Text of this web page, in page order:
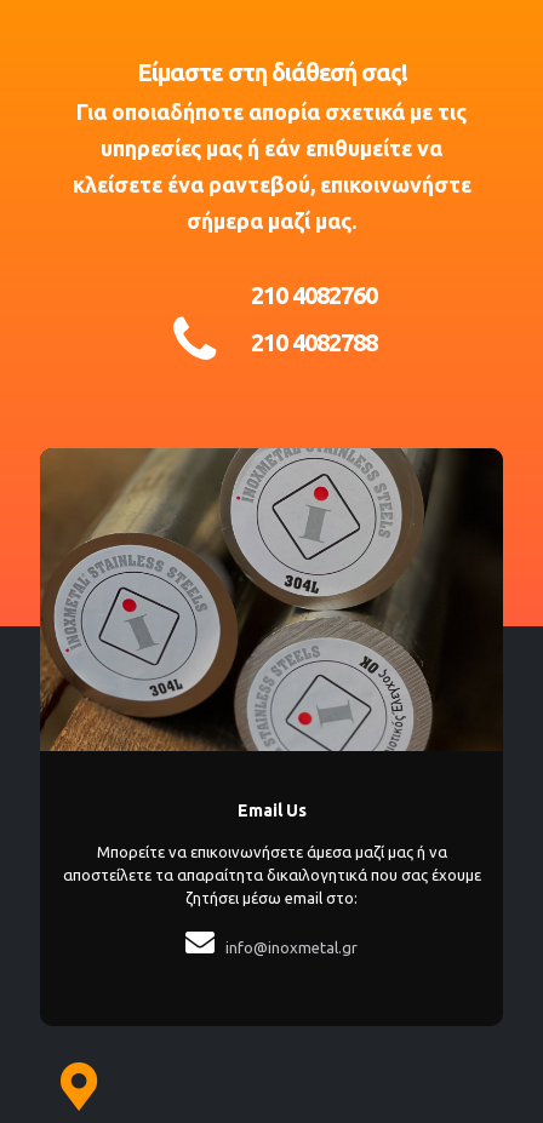
Είμαστε στη διάθεσή σας!
Για οποιαδήποτε απορία σχετικά με τις
υπηρεσίες μας ή εάν επιθυμείτε να
κλείσετε ένα ραντεβού, επικοινωνήστε
σήμερα μαζί μας.
210 4082760
210 4082788
Email Us
Μπορείτε να επικοινωνήσετε άμεσα μαζί μας ή να
αποστείλετε τα απαραίτητα δικαιλογητικά που σας έχουμε
ζητήσει μέσω email στο:
 info@inoxmetal.gr